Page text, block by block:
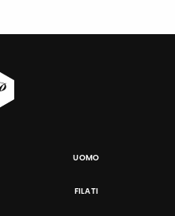
UOMO
FILATI